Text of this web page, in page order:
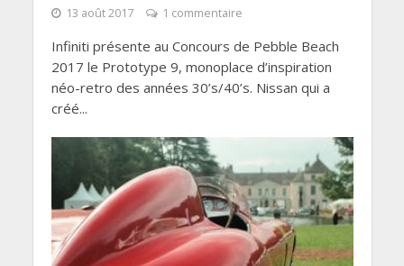
13 août 2017 1 commentaire
Infiniti présente au Concours de Pebble Beach
2017 le Prototype 9, monoplace d’inspiration
néo-retro des années 30’s/40’s. Nissan qui a
créé...